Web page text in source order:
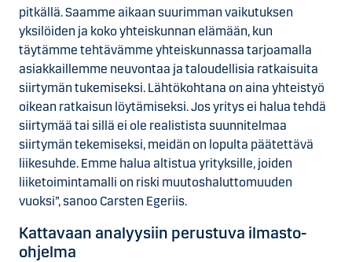
pitkällä. Saamme aikaan suurimman vaikutuksen
yksilöiden ja koko yhteiskunnan elämään, kun
täytämme tehtävämme yhteiskunnassa tarjoamalla
asiakkaillemme neuvontaa ja taloudellisia ratkaisuita
siirtymän tukemiseksi. Lähtökohtana on aina yhteistyö
oikean ratkaisun löytämiseksi. Jos yritys ei halua tehdä
siirtymää tai sillä ei ole realistista suunnitelmaa
siirtymän tekemiseksi, meidän on lopulta päätettävä
liikesuhde. Emme halua altistua yrityksille, joiden
liiketoimintamalli on riski muutoshaluttomuuden
vuoksi”, sanoo Carsten Egeriis.
Kattavaan analyysiin perustuva ilmasto-
ohjelma